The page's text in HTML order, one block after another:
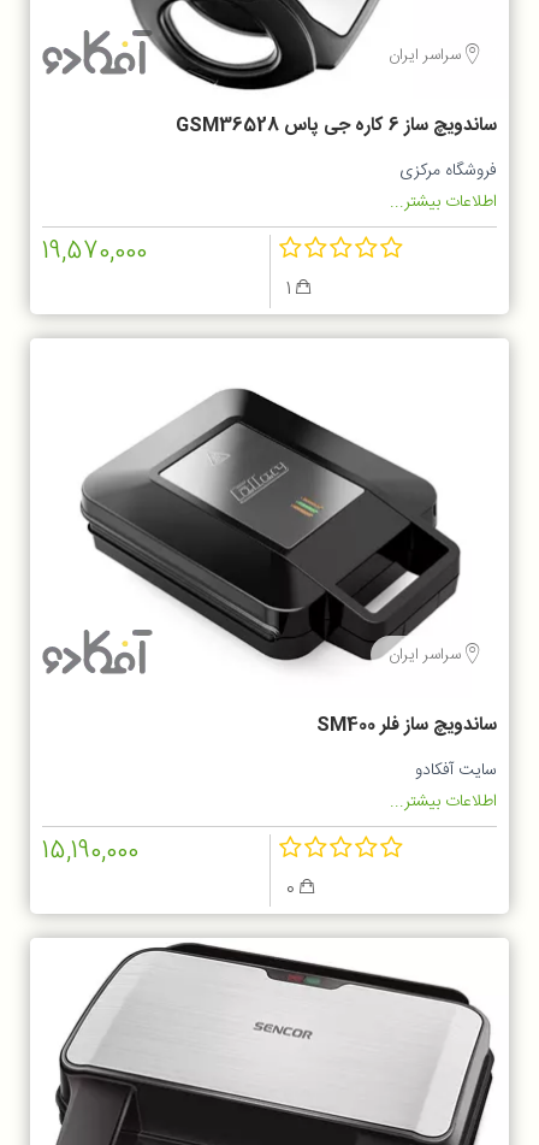
سراسر ایران
ساندویچ ساز 6 کاره جی پاس GSM36528
فروشگاه مرکزی
اطلاعات بیشتر...
1
19,570,000
سراسر ایران
ساندویچ ساز فلر SM400
سایت آفکادو
اطلاعات بیشتر...
0
15,190,000